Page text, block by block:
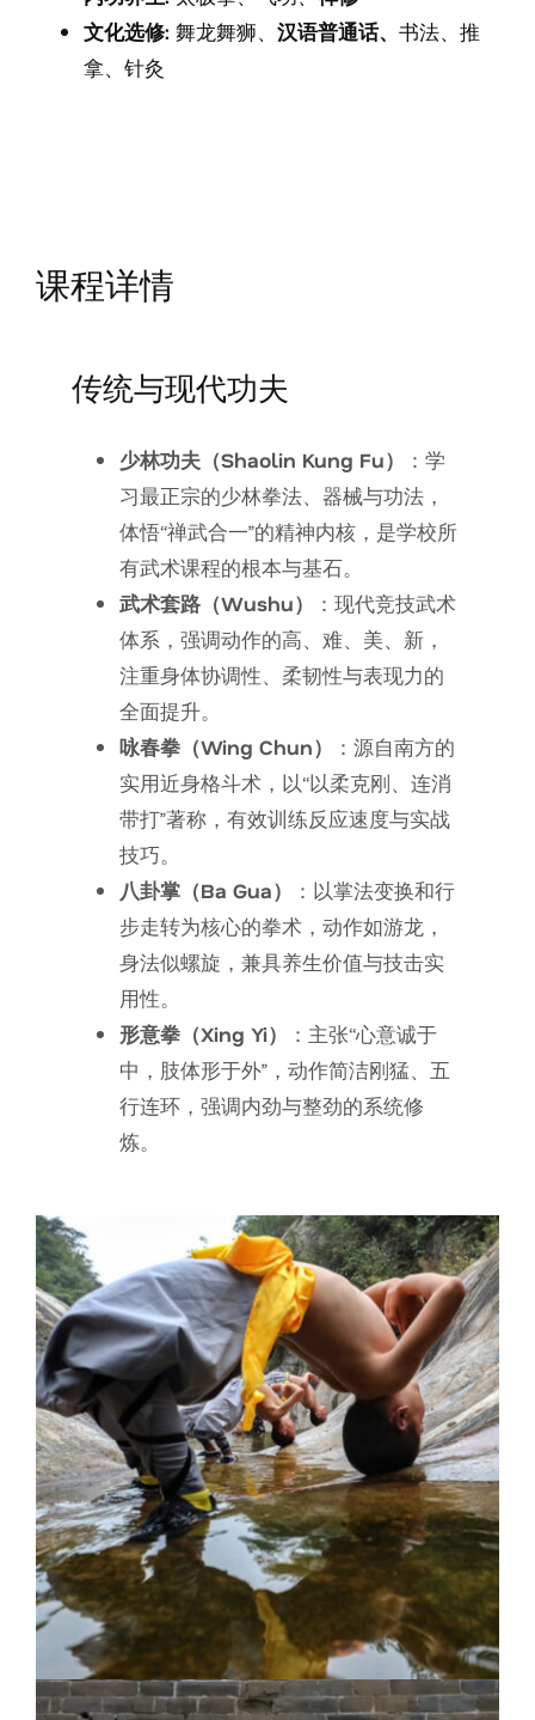
文化选修: 舞龙舞狮、 汉语普通话、 书法、推
拿、针灸
课程详情
传统与现代功夫
少林功夫（Shaolin Kung Fu）
：学
习最正宗的少林拳法、器械与功法，
体悟“禅武合一”的精神内核，是学校所
有武术课程的根本与基石。
武术套路（Wushu）
：现代竞技武术
体系，强调动作的高、难、美、新，
注重身体协调性、柔韧性与表现力的
全面提升。
咏春拳（Wing Chun）
：源自南方的
实用近身格斗术，以“以柔克刚、连消
带打”著称，有效训练反应速度与实战
技巧。
八卦掌（Ba Gua）
：以掌法变换和行
步走转为核心的拳术，动作如游龙，
身法似螺旋，兼具养生价值与技击实
用性。
形意拳（Xing Yi）
：主张“心意诚于
中，肢体形于外”，动作简洁刚猛、五
行连环，强调内劲与整劲的系统修
炼。